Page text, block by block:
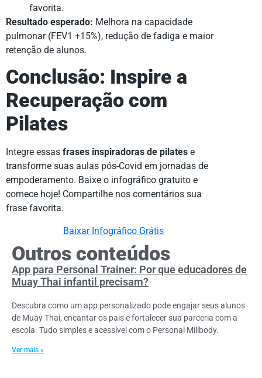
favorita.
Resultado esperado: Melhora na capacidade
pulmonar (FEV1 +15%), redução de fadiga e maior
retenção de alunos.
Conclusão: Inspire a
Recuperação com
Pilates
Integre essas frases inspiradoras de pilates e
transforme suas aulas pós-Covid em jornadas de
empoderamento. Baixe o infográfico gratuito e
comece hoje! Compartilhe nos comentários sua
frase favorita.
Baixar Infográfico Grátis
Outros conteúdos
App para Personal Trainer: Por que educadores de
Muay Thai infantil precisam?
Descubra como um app personalizado pode engajar seus alunos
de Muay Thai, encantar os pais e fortalecer sua parceria com a
escola. Tudo simples e acessível com o Personal Millbody.
Ver mais »